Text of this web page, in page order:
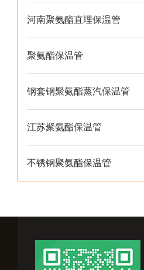
河南聚氨酯直埋保温管
聚氨酯保温管
钢套钢聚氨酯蒸汽保温管
江苏聚氨酯保温管
不锈钢聚氨酯保温管